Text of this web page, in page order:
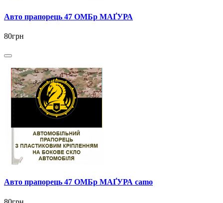
Авто прапорець 47 ОМБр МАҐУРА
80грн
Авто прапорець 47 ОМБр МАҐУРА camo